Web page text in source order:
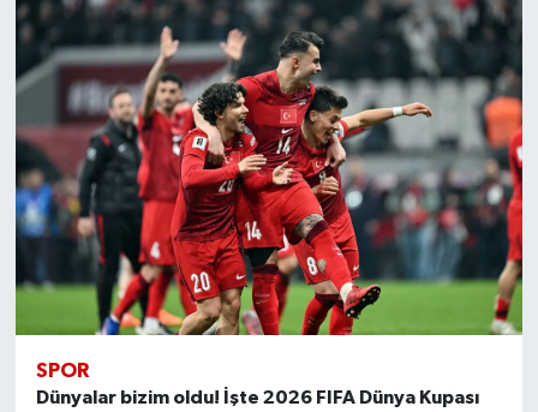
SPOR
Dünyalar bizim oldu! İşte 2026 FIFA Dünya Kupası